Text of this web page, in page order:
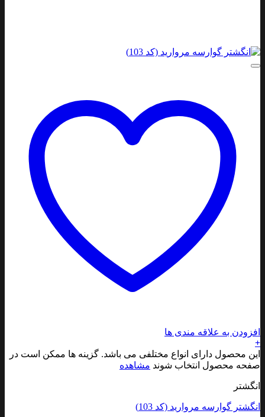
افزودن به علاقه مندی ها
+
این محصول دارای انواع مختلفی می باشد. گزینه ها ممکن است در
صفحه محصول انتخاب شوند مشاهده
انگشتر
انگشتر گوارسه مروارید (کد 103)